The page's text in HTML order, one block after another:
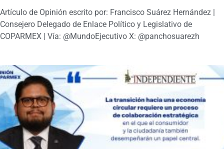
Artículo de Opinión escrito por: Francisco Suárez Hernández |
Consejero Delegado de Enlace Político y Legislativo de
COPARMEX | Vía: @MundoEjecutivo X: @panchosuarezh